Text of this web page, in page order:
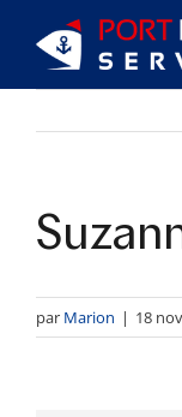
contenu
par Marion | 18